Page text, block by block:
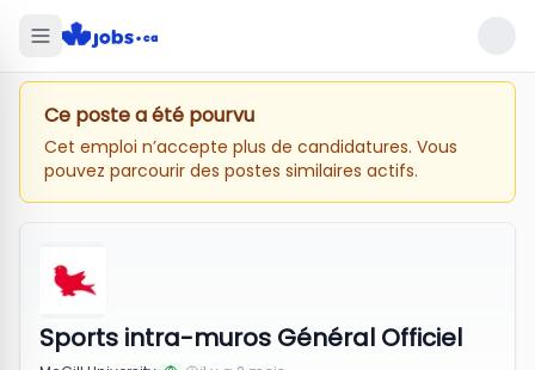
Ce poste a été pourvu
Cet emploi n’accepte plus de candidatures. Vous
pouvez parcourir des postes similaires actifs.
Sports intra-muros Général Officiel